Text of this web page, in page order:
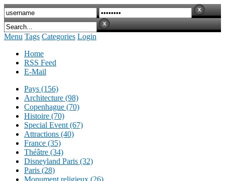
Menu Tags Categories Login
Home
RSS Feed
E-Mail
Pays (156)
Architecture (98)
Copenhague (70)
Histoire (70)
Special Event (67)
Attractions (40)
France (35)
Théâtre (34)
Disneyland Paris (32)
Paris (28)
Monument religieux (26)